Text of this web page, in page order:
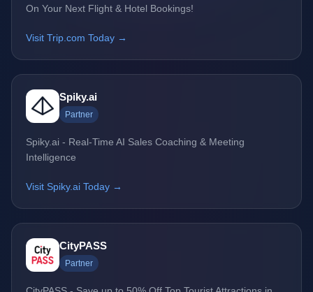
On Your Next Flight & Hotel Bookings!
Visit Trip.com Today →
Spiky.ai
Partner
Spiky.ai - Real-Time AI Sales Coaching & Meeting
Intelligence
Visit Spiky.ai Today →
CityPASS
Partner